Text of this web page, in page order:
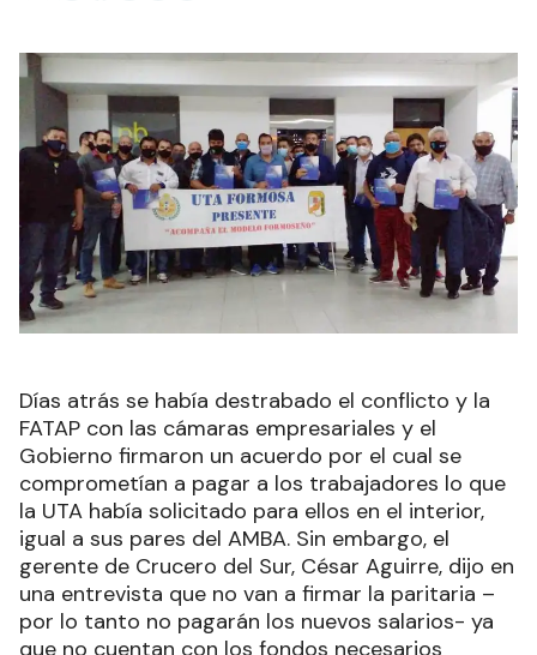
Días atrás se había destrabado el conflicto y la
FATAP con las cámaras empresariales y el
Gobierno firmaron un acuerdo por el cual se
comprometían a pagar a los trabajadores lo que
la UTA había solicitado para ellos en el interior,
igual a sus pares del AMBA. Sin embargo, el
gerente de Crucero del Sur, César Aguirre, dijo en
una entrevista que no van a firmar la paritaria –
por lo tanto no pagarán los nuevos salarios- ya
que no cuentan con los fondos necesarios